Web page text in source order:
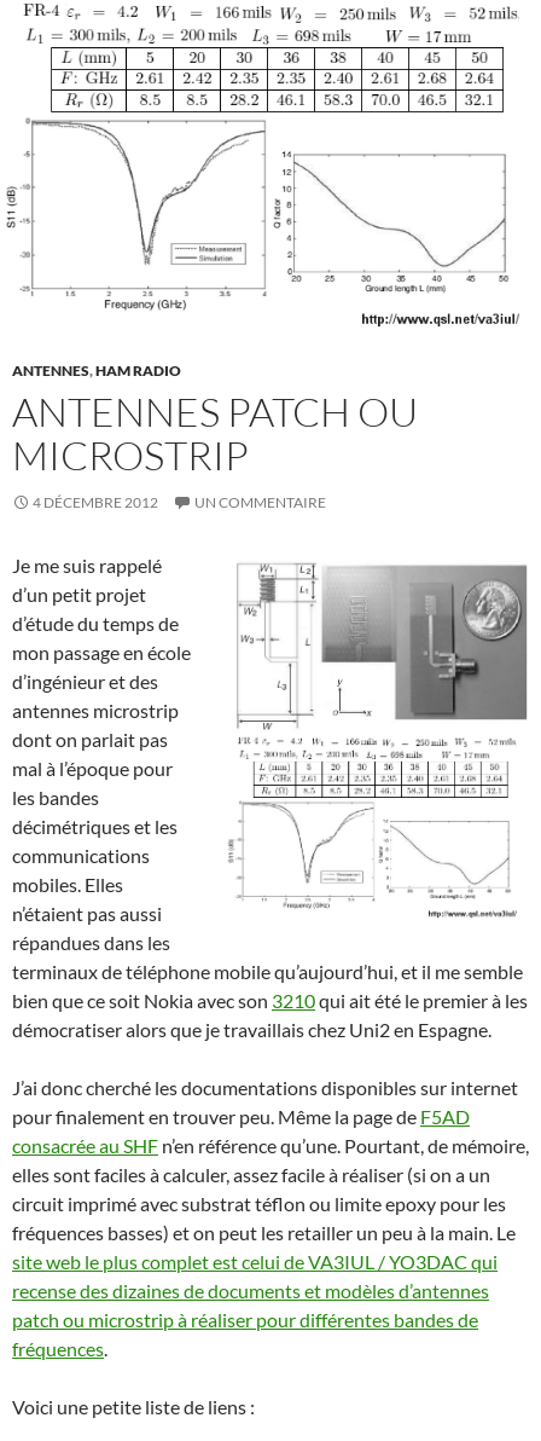
ANTENNES,HAM RADIO
ANTENNES PATCH OU
MICROSTRIP
4 DÉCEMBRE 2012 UN COMMENTAIRE
Je me suis rappelé
d’un petit projet
d’étude du temps de
mon passage en école
d’ingénieur et des
antennes microstrip
dont on parlait pas
mal à l’époque pour
les bandes
décimétriques et les
communications
mobiles. Elles
n’étaient pas aussi
répandues dans les
terminaux de téléphone mobile qu’aujourd’hui, et il me semble
bien que ce soit Nokia avec son 3210qui ait été le premier à les
démocratiser alors que je travaillais chez Uni2 en Espagne.
J’ai donc cherché les documentations disponibles sur internet
pour finalement en trouver peu. Même la page de F5AD
consacrée au SHF n’en référence qu’une. Pourtant, de mémoire,
elles sont faciles à calculer, assez facile à réaliser (si on a un
circuit imprimé avec substrat téflon ou limite epoxy pour les
fréquences basses) et on peut les retailler un peu à la main. Le
site web le plus complet est celui de VA3IUL / YO3DAC qui
recense des dizaines de documents et modèles d’antennes
patch ou microstrip à réaliser pour différentes bandes de
fréquences
Voici une petite liste de liens :